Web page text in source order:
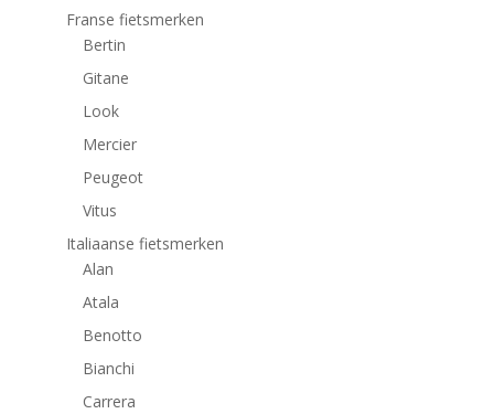
Franse fietsmerken
Bertin
Gitane
Look
Mercier
Peugeot
Vitus
Italiaanse fietsmerken
Alan
Atala
Benotto
Bianchi
Carrera